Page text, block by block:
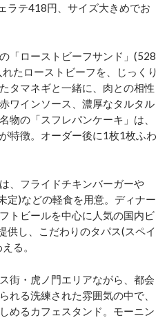
ラテ418円、サイズ大きめでお
「ローストビーフサンド」(528
たローストビーフを、じっくり
タマネギと一緒に、肉との相性
ワインソース、濃厚なタルタル
物の「スフレパンケーキ」は、
特徴。オーダー後に1枚1枚ふわ
、フライドチキンバーガーや
定)などの軽食を用意。ディナー
トビールを中心に人気の国内ビ
供し、こだわりのタパス(スペイ
る。
街・虎ノ門エリアながら、都会
れる洗練された雰囲気の中で、
めるカフェスタンド。モーニン